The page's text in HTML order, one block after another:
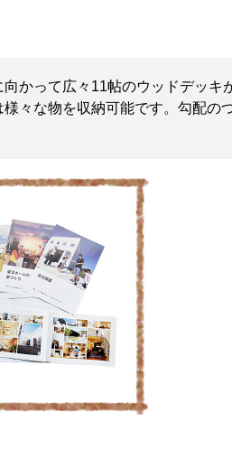
かって広々11帖のウッドデッ
々な物を収納可能です。勾配の